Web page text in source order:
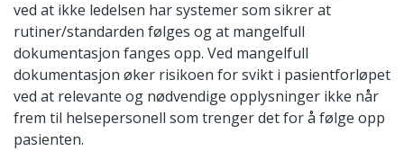
ved at ikke ledelsen har systemer som sikrer at
rutiner/standarden følges og at mangelfull
dokumentasjon fanges opp. Ved mangelfull
dokumentasjon øker risikoen for svikt i pasientforløpet
ved at relevante og nødvendige opplysninger ikke når
frem til helsepersonell som trenger det for å følge opp
pasienten.